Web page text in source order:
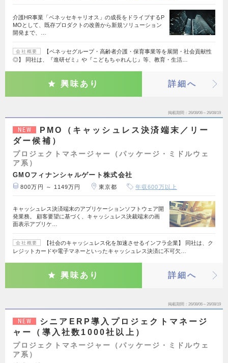
介護HR事業「ベネッセキャリオス」の成長をドライブするP
MOとして、既存プロダクトの改善から新規ソリューション
開発まで、…
会社概要
【ベネッセグループ・高齢者介護・保育事業等を展開・社会貢献性
◎】 同社は、『進研ゼミ』や『こどもちゃれんじ』等、教育・生活…
興味あり 詳細へ
掲載期間 26/08/06～26/08/19
NEW
PMO（キャッシュレス決済端末／リー
ダー候補）
プロジェクトマネージャー（パッケージ・ミドルウェ
ア系）
GMOフィナンシャルゲート株式会社
800万円 ～ 1149万円 東京都 年収600万以上
キャッシュレス決済端末のアプリケーションソフトウェア開
発業務。 顧客要望に基づく、キャッシュレス決裁端末の画
面表示アプリケ…
会社概要
【社会のキャッシュレス化を加速させるインフラ企業】 同社は、ク
レジットカードや電子マネーといったキャッシュレス決済に不可欠…
興味あり 詳細へ
掲載期間 26/08/06～26/08/19
NEW
シニアERP導入プロジェクトマネージ
ャー（導入社数1000社以上）
プロジェクトマネージャー（パッケージ・ミドルウェ
ア系）